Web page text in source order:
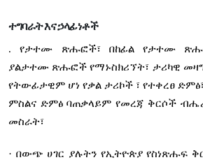
ተግባራት እና ኃላፊነቶች
. የታተሙ ጽሑፎች፣ በከፊል የታተሙ
ያልታተሙ ጽሑፎች የማኑስክሪኘት፣ ታሪካዊ
የትውፊታዊም ሆነ የቃል ታሪኮች ፣ የተቀረፀ
ምስልና ድምፅ ባጠቃላይም የመረጃ ቅርሶች
መስራት፣
· በውጭ ሀገር ያሉትን የኢትዮጵያ የስነጽሑፍ